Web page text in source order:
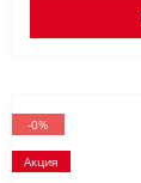
-0%
Акция